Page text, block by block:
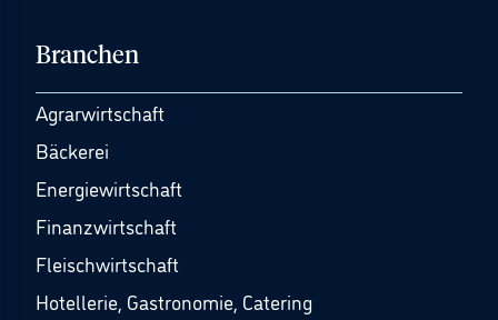
Branchen
Agrarwirtschaft
Bäckerei
Energiewirtschaft
Finanzwirtschaft
Fleischwirtschaft
Hotellerie, Gastronomie, Catering